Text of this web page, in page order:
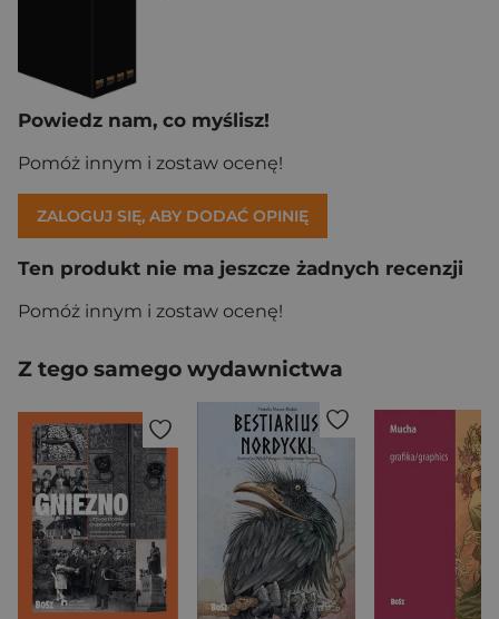
Powiedz nam, co myślisz!
Pomóż innym i zostaw ocenę!
ZALOGUJ SIĘ, ABY DODAĆ OPINIĘ
Ten produkt nie ma jeszcze żadnych recenzji
Pomóż innym i zostaw ocenę!
Z tego samego wydawnictwa